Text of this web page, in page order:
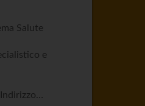
Salute
e